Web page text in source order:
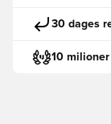
30 dages
10